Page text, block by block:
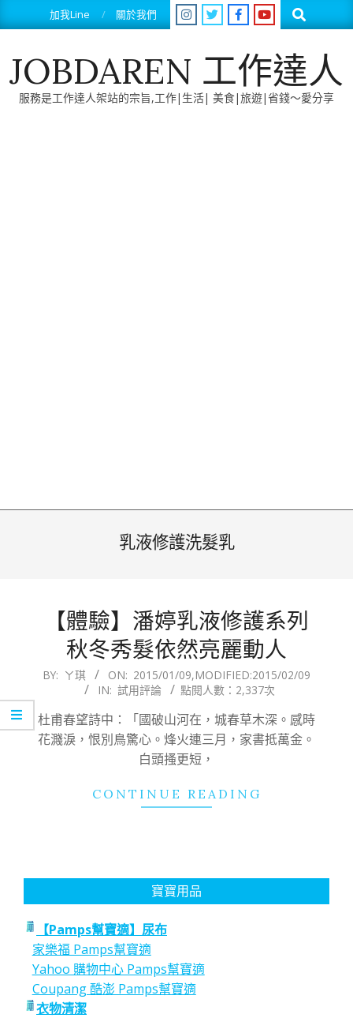
to
加我Line 關於我們 Search
JOBDAREN 工作達人
服務是工作達人架站的宗旨,工作|生活| 美食|旅遊|省錢～愛分享
乳液修護洗髮乳
【體驗】潘婷乳液修護系列
秋冬秀髮依然亮麗動人
2015-
09
BY: ㄚ琪 ON: 2015/01/09,MODIFIED:2015/02/09
IN: 試用評論 點閱人數：2,337次
杜甫春望詩中：「國破山河在，城春草木深。感時
花濺淚，恨別鳥驚心。烽火連三月，家書抵萬金。
白頭搔更短，
CONTINUE READING
寶寶用品
【Pamps幫寶適】尿布
家樂福 Pamps幫寶適
Yahoo 購物中心 Pamps幫寶適
Coupang 酷澎 Pamps幫寶適
衣物清潔